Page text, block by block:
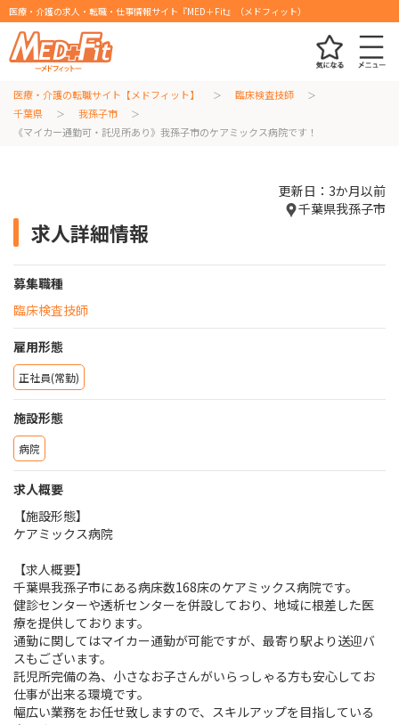
医療・介護の求人・転職・仕事情報サイト『MED＋Fit』（メドフィット）
医療・介護の転職サイト【メドフィット】
臨床検査技師
千葉県
我孫子市
《マイカー通勤可・託児所あり》我孫子市のケアミックス病院です！
更新日：3か月以前
千葉県我孫子市
求人詳細情報
募集職種
臨床検査技師
雇用形態
正社員(常勤)
施設形態
病院
求人概要
【施設形態】
ケアミックス病院
【求人概要】
千葉県我孫子市にある病床数168床のケアミックス病院です。
健診センターや透析センターを併設しており、地域に根差した医
療を提供しております。
通勤に関してはマイカー通勤が可能ですが、最寄り駅より送迎バ
スもございます。
託児所完備の為、小さなお子さんがいらっしゃる方も安心してお
仕事が出来る環境です。
幅広い業務をお任せ致しますので、スキルアップを目指している